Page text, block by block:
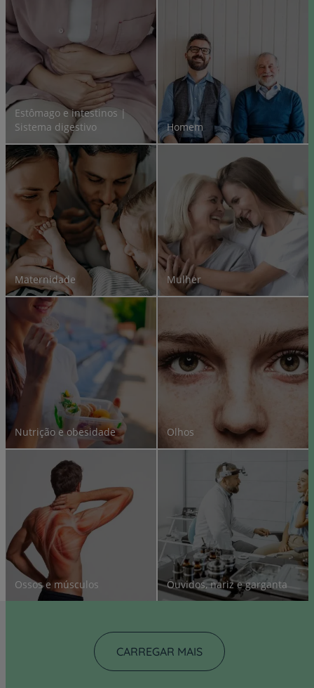
Estômago e intestinos |
Sistema digestivo
Homem
Maternidade Mulher
Nutrição e obesidade Olhos
Ossos e músculos Ouvidos, nariz e garganta
CARREGAR MAIS